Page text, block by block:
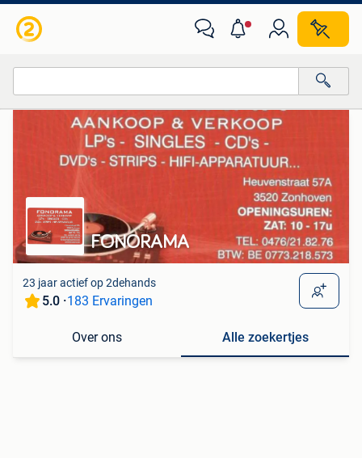
Alle categorieën…
Alle afstanden…
Van deze adverteerder
FONORAMA
23 jaar actief op 2dehands
5.0 ·183 Ervaringen
Over ons Alle zoekertjes